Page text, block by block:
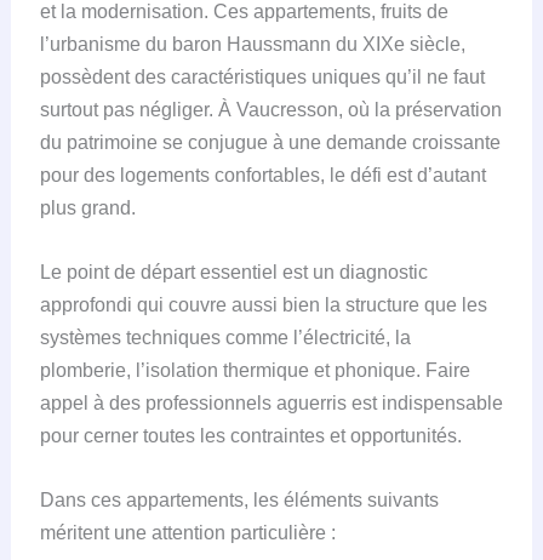
et la modernisation. Ces appartements, fruits de
l’urbanisme du baron Haussmann du XIXe siècle,
possèdent des caractéristiques uniques qu’il ne faut
surtout pas négliger. À Vaucresson, où la préservation
du patrimoine se conjugue à une demande croissante
pour des logements confortables, le défi est d’autant
plus grand.
Le point de départ essentiel est un diagnostic
approfondi qui couvre aussi bien la structure que les
systèmes techniques comme l’électricité, la
plomberie, l’isolation thermique et phonique. Faire
appel à des professionnels aguerris est indispensable
pour cerner toutes les contraintes et opportunités.
Dans ces appartements, les éléments suivants
méritent une attention particulière :